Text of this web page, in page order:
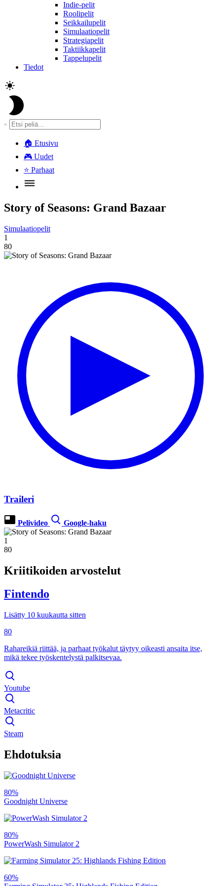
Indie-pelit
Roolipelit
Seikkailupelit
Simulaatiopelit
Strategiapelit
Taktiikkapelit
Tappelupelit
Tiedot
🏠 Etusivu
🎮 Uudet
⭐ Parhaat
Story of Seasons: Grand Bazaar
Simulaatiopelit
1
80
Traileri
Pelivideo Google-haku
1
80
Kriitikoiden arvostelut
Fintendo
Lisätty 10 kuukautta sitten
80
Rahareikiä riittää, ja parhaat työkalut täytyy oikeasti ansaita itse,
mikä tekee työskentelystä palkitsevaa.
Youtube
Metacritic
Steam
Ehdotuksia
80%
Goodnight Universe
80%
PowerWash Simulator 2
60%